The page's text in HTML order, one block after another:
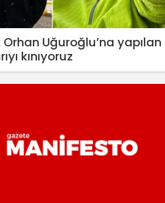
Orhan Uğuroğlu’na yapılan
kınıyoruz